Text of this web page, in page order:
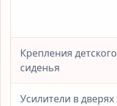
Крепления детского
сиденья
Усилители в дверях